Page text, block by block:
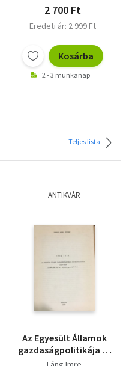
2 700 Ft
Eredeti ár: 2 999 Ft
Kosárba
2 - 3 munkanap
Teljes lista
ANTIKVÁR
Az Egyesült Államok
gazdaságpolitikája és
külpolitikája 1933-